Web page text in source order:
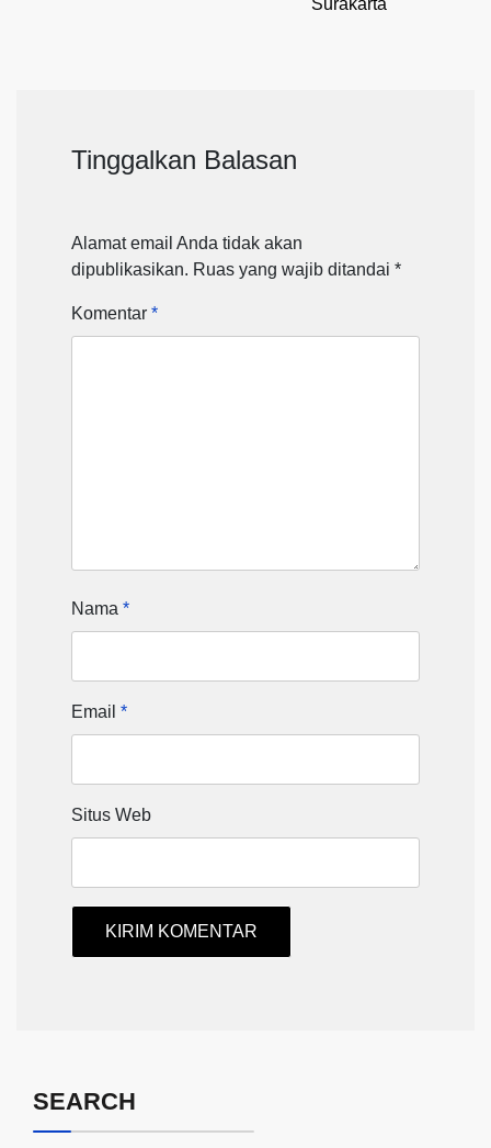
Tinggalkan Balasan
Alamat email Anda tidak akan
dipublikasikan. Ruas yang wajib ditandai *
Komentar *
Nama *
Email *
Situs Web
SEARCH